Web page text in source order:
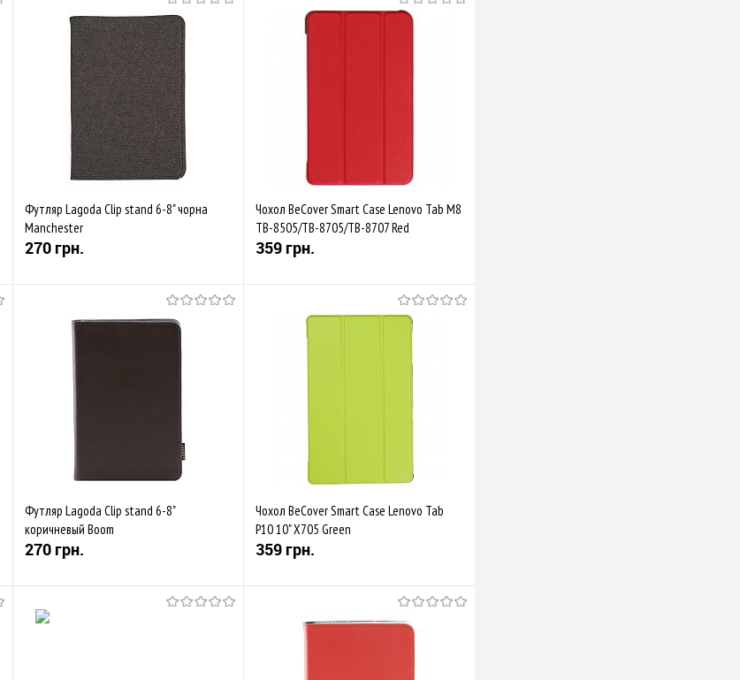
Купити
До обраного
Порівняти
В наявності
Купити
Футляр Lagoda Clip stand 6-8" чорна
Manchester
270 грн.
До обраного
В наявності
Чохол BeCover Smart Case Lenovo Tab M8
TB-8505/TB-8705/TB-8707 Red
359 грн.
Купити
Футляр Lagoda Clip stand 6-8"
коричневый Boom
270 грн.
Чохол BeCover Smart Case Lenovo Tab
P10 10" X705 Green
359 грн.